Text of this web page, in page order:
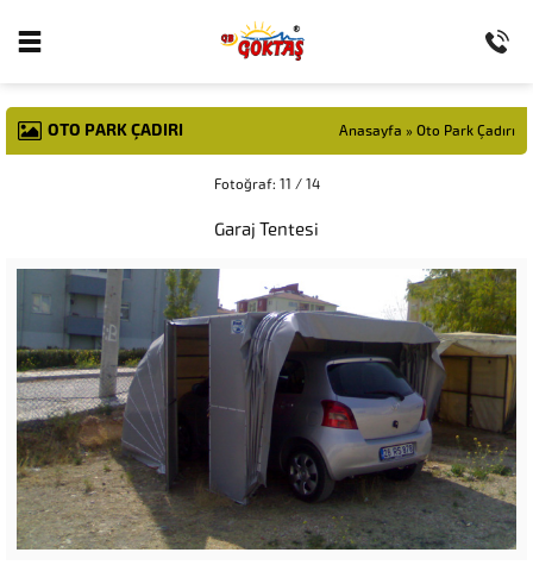
OTO PARK ÇADIRI Anasayfa » Oto Park Çadırı
Fotoğraf: 11 / 14
Garaj Tentesi